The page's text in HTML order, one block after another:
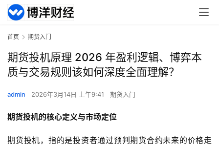
首页 期货入门
期货投机原理 2026 年盈利逻辑、博弈本
质与交易规则该如何深度全面理解？
admin 2026年3月14日 上午9:41 期货入门
期货投机的核心定义与市场定位
期货投机，指的是投资者通过预判期货合约未来的价格走